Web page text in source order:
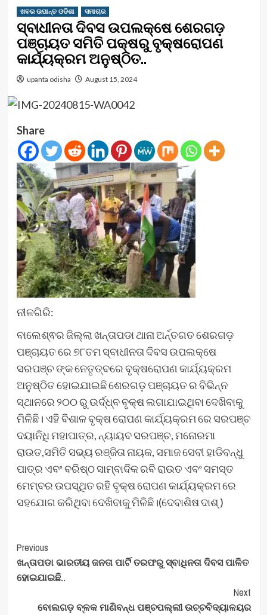
ଖବର ଉପାନ୍ତ ଓଡିଶା ସମାଚାର
ସ୍ବାଧୀନତା ଦିବସ ଉପଲକ୍ଷେ ଶେରଗଡ଼
ପଞ୍ଚାୟତ ସମିତି ପକ୍ଷରୁ ବୃକ୍ଷରୋପଣ
କାର୍ଯ୍ୟକ୍ରମ ଅନୁଷ୍ଠିତ..
upanta odisha August 15, 2024
Share
ନୀଳଗିରି:
ବାଲେଶ୍ଵର ଜିଲ୍ଲା ଖନ୍ତାପଡା ଥାନା ଅର୍ନ୍ତଗତ ଶେରଗଡ଼
ପଞ୍ଚାୟତ ରେ ୭୮ତମ ସ୍ବାଧୀନତା ଦିବସ ଉପଲକ୍ଷେ
ସରପଞ୍ଚ ଙ୍କ ନେତୃତ୍ବରେ ବୃକ୍ଷରୋପଣ କାର୍ଯ୍ୟକ୍ରମ
ଅନୁଷ୍ଠିତ ହୋଇଯାଇଛି ଶେରଗଡ଼ ପଞ୍ଚାୟତ ର ବିଭିନ୍ନ
ସ୍ଥାନରେ ୨୦୦ ରୁ ଉର୍ଦ୍ଧ୍ବ ବୃକ୍ଷ ଲଗାଯାଇଥିବା ଦେଖିବାକୁ
ମିଳିଛି। ଏହି ବିଶାଳ ବୃକ୍ଷ ରୋପଣ କାର୍ଯ୍ୟକ୍ରମ ରେ ସରପଞ୍ଚ
ଦୟାନିଧି ମହାପାତ୍ର, ନ୍ୟାୟବ ସରପଞ୍ଚ, ମନୋରମା
ରାଉତ,ସମିତି ସଭ୍ୟ ରଞ୍ଜିତା ନାୟକ, ସମାଜ ସେବୀ ହାଡିବନ୍ଧୁ
ପାତ୍ର ଏବଂ ବରିଷ୍ଠ ସାମ୍ବାଦିକ ରବି ରାଉତ ଏବଂ ସମସ୍ତ
ମେମ୍ବର ଉପସ୍ଥିତ ରହି ବୃକ୍ଷ ରୋପଣ କାର୍ଯ୍ୟକ୍ରମ ରେ
ସହଯୋଗ କରିଥିବା ଦେଖିବାକୁ ମିଳିଛି।(ଦେବାଶିଷ ଦାଶ୍ )
Post
Navigation
Previous
ଖନ୍ତାପଡା ଭାରତୀୟ ଜନତା ପାର୍ଟି ତରଫରୁ ସ୍ବାଧିନତା ଦିବସ ପାଳିତ
ହୋଇଯାଇଛି..
Next
ବୋଲଗଡ଼ ବ୍ଳକ ମାଣିବନ୍ଧ ପଞ୍ଚପଲ୍ଲୀ ଉଚ୍ଚବିଦ୍ୟାଳୟର